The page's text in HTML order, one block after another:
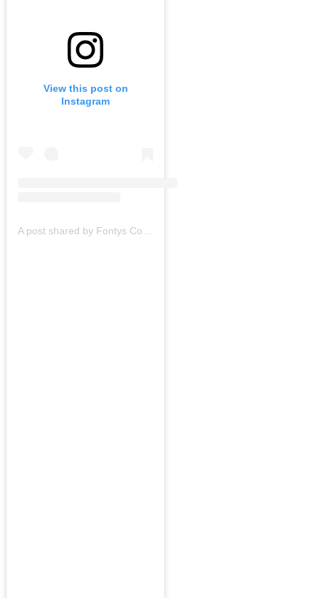
View this post on
Instagram
A post shared by Fontys Consultancy Strijp-S (@fontysconsultancystrijps)